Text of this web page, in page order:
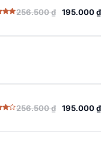
256.500₫ 195.000₫
256.500₫ 195.000₫